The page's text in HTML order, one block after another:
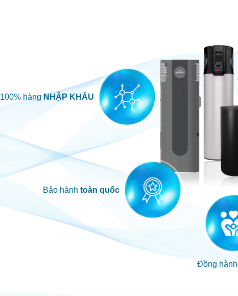
100% hàngNHẬP KHẨU
Bảo hành toàn quốc
Đồng hành